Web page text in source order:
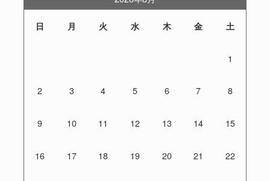
日 月 火 水 木 金 土
1
2 3 4 5 6 7 8
9 10 11 12 13 14 15
16 17 18 19 20 21 22